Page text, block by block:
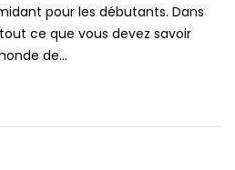
pour les débutants. Dans
ce que vous devez savoir
de...